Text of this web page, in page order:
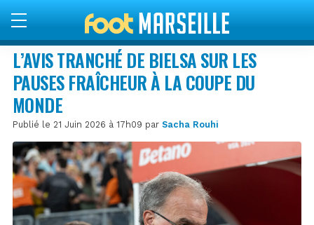
L’AVIS TRANCHÉ DE BIELSA SUR LES
PAUSES FRAÎCHEUR À LA COUPE DU
MONDE
Publié le 21 Juin 2026 à 17h09 par Sacha Rouhi